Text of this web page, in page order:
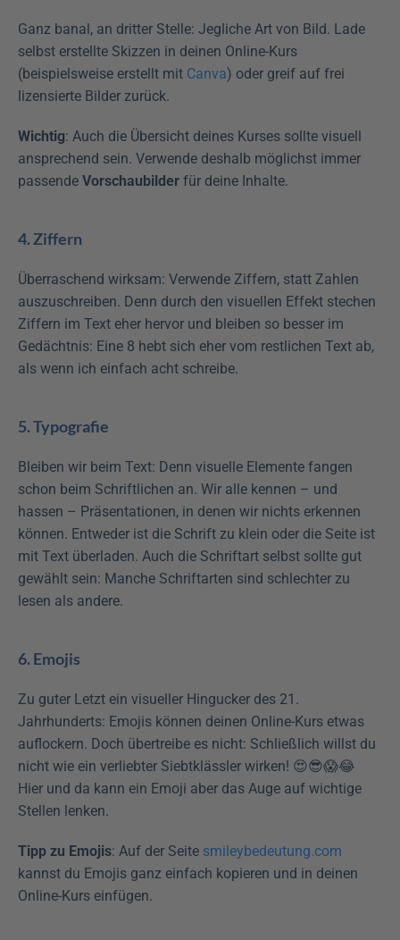
Ganz banal, an dritter Stelle: Jegliche Art von Bild. Lade
selbst erstellte Skizzen in deinen Online-Kurs
(beispielsweise erstellt mit Canva) oder greif auf frei
lizensierte Bilder zurück.
Wichtig: Auch die Übersicht deines Kurses sollte visuell
ansprechend sein. Verwende deshalb möglichst immer
passende Vorschaubilder für deine Inhalte.
4. Ziffern
Überraschend wirksam: Verwende Ziffern, statt Zahlen
auszuschreiben. Denn durch den visuellen Effekt stechen
Ziffern im Text eher hervor und bleiben so besser im
Gedächtnis: Eine 8 hebt sich eher vom restlichen Text ab,
als wenn ich einfach acht schreibe.
5. Typografie
Bleiben wir beim Text: Denn visuelle Elemente fangen
schon beim Schriftlichen an. Wir alle kennen – und
hassen – Präsentationen, in denen wir nichts erkennen
können. Entweder ist die Schrift zu klein oder die Seite ist
mit Text überladen. Auch die Schriftart selbst sollte gut
gewählt sein: Manche Schriftarten sind schlechter zu
lesen als andere.
6. Emojis
Zu guter Letzt ein visueller Hingucker des 21.
Jahrhunderts: Emojis können deinen Online-Kurs etwas
auflockern. Doch übertreibe es nicht: Schließlich willst du
nicht wie ein verliebter Siebtklässler wirken! 😍😎😱😂
Hier und da kann ein Emoji aber das Auge auf wichtige
Stellen lenken.
Tipp zu Emojis: Auf der Seite smileybedeutung.com
kannst du Emojis ganz einfach kopieren und in deinen
Online-Kurs einfügen.